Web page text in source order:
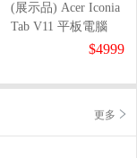
(展示品) Acer Iconia
Tab V11 平板電腦
$4999
更多